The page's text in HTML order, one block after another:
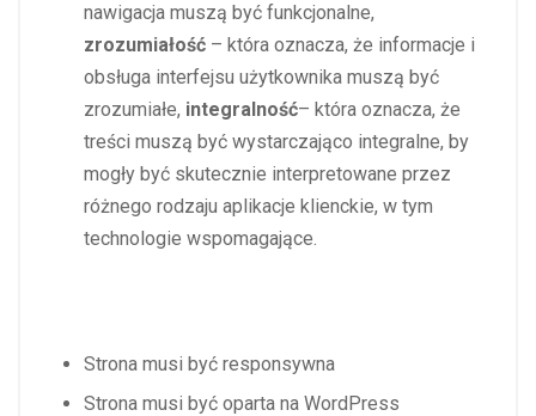
nawigacja muszą być funkcjonalne,
zrozumiałość – która oznacza, że informacje i
obsługa interfejsu użytkownika muszą być
zrozumiałe, integralność– która oznacza, że
treści muszą być wystarczająco integralne, by
mogły być skutecznie interpretowane przez
różnego rodzaju aplikacje klienckie, w tym
technologie wspomagające.
Strona musi być responsywna
Strona musi być oparta na WordPress